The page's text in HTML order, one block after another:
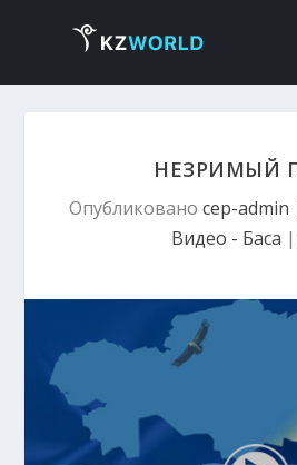
НЕЗРИМЫЙ
Опубликовано cep-admin
Видео - Басқа |